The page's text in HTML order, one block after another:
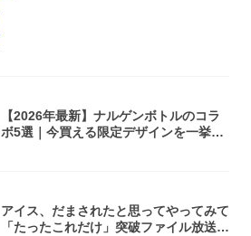
【2026年最新】ナルゲンボトルのコラ
ボ5選｜今買える限定デザインを一挙紹
アイス、だまされたと思ってやってみて
「たったこれだけ」突破ファイル放送で